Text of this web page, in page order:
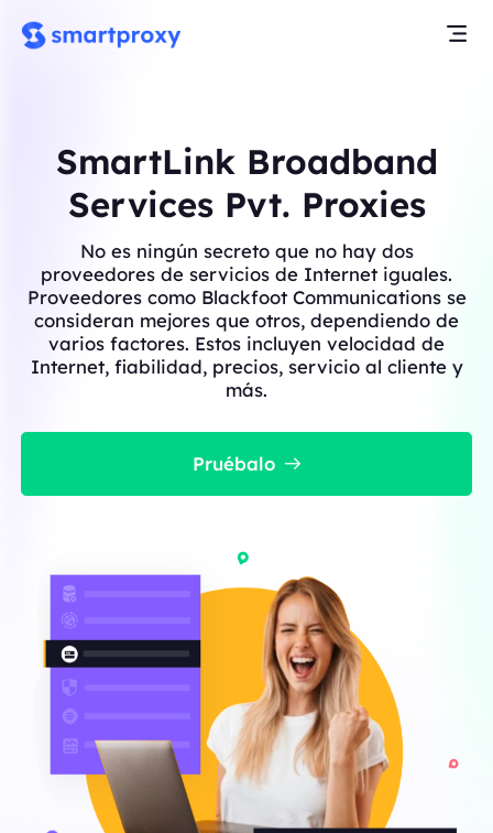
SmartLink Broadband
Services Pvt. Proxies
No es ningún secreto que no hay dos
proveedores de servicios de Internet iguales.
Proveedores como Blackfoot Communications se
consideran mejores que otros, dependiendo de
varios factores. Estos incluyen velocidad de
Internet, fiabilidad, precios, servicio al cliente y
más.
Pruébalo